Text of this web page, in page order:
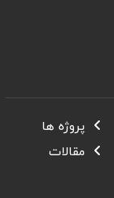
پروژه ها
مقالات